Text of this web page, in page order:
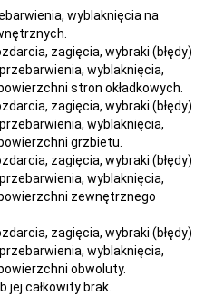
wyblaknięcia na
zagięcia, wybraki (błędy)
wyblaknięcia,
stron okładkowych.
zagięcia, wybraki (błędy)
wyblaknięcia,
grzbietu.
zagięcia, wybraki (błędy)
wyblaknięcia,
zewnętrznego
zagięcia, wybraki (błędy)
wyblaknięcia,
obwoluty.
jej całkowity brak.